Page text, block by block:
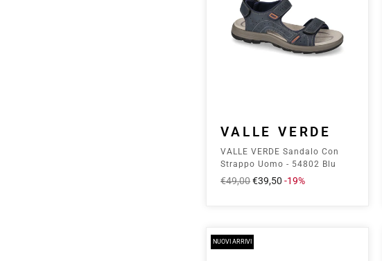
VALLE VERDE
VALLE VERDE Sandalo Con
Strappo Uomo - 54802 Blu
Prezzo
€49,00Prezzo
€39,50-19%
NUOVI ARRIVI